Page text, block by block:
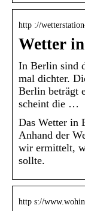
http ://
Wetter
In Berlin sind
mal dichter.
Berlin beträgt
scheint die …
Das Wetter in
Anhand der
wir ermittelt,
sollte.
http s://